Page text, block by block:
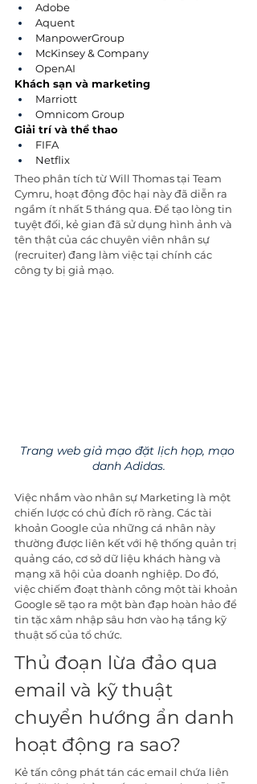
Adobe
Aquent
ManpowerGroup
McKinsey & Company
OpenAI
Khách sạn và marketing
Marriott
Omnicom Group
Giải trí và thể thao
FIFA
Netflix
Theo phân tích từ Will Thomas tại Team
Cymru, hoạt động độc hại này đã diễn ra
ngầm ít nhất 5 tháng qua. Để tạo lòng tin
tuyệt đối, kẻ gian đã sử dụng hình ảnh và
tên thật của các chuyên viên nhân sự
(recruiter) đang làm việc tại chính các
công ty bị giả mạo.
Trang web giả mạo đặt lịch họp, mạo
danh Adidas.
Việc nhắm vào nhân sự Marketing là một
chiến lược có chủ đích rõ ràng. Các tài
khoản Google của những cá nhân này
thường được liên kết với hệ thống quản trị
quảng cáo, cơ sở dữ liệu khách hàng và
mạng xã hội của doanh nghiệp. Do đó,
việc chiếm đoạt thành công một tài khoản
Google sẽ tạo ra một bàn đạp hoàn hảo để
tin tặc xâm nhập sâu hơn vào hạ tầng kỹ
thuật số của tổ chức.
Thủ đoạn lừa đảo qua
email và kỹ thuật
chuyển hướng ẩn danh
hoạt động ra sao?
Kẻ tấn công phát tán các email chứa liên